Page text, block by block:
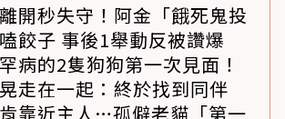
開秒失守！阿金「餓死鬼投
餃子 事後1舉動反被讚爆
病的2隻狗狗第一次見面！
走在一起：終於找到同伴
靠近主人…孤僻老貓「第一